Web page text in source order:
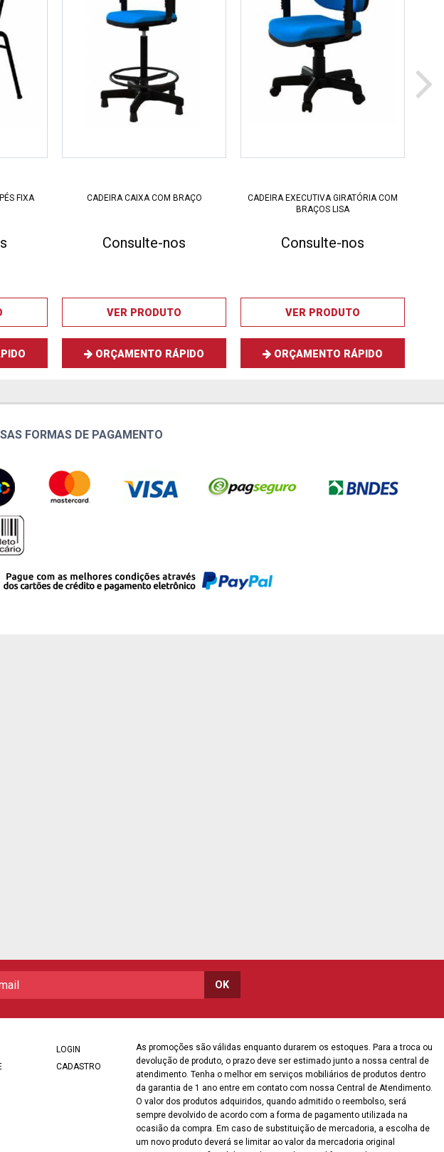
FIXA CADEIRA CAIXA COM BRAÇO
Consulte-nos
VER PRODUTO
ORÇAMENTO RÁPIDO
CADEIRA EXECUTIVA GIRATÓRIA COM
BRAÇOS LISA
Consulte-nos
VER PRODUTO
ORÇAMENTO RÁPIDO
FORMAS DE PAGAMENTO
LOGIN
CADASTRO
As promoções são válidas enquanto durarem os estoques. Para a troca ou
devolução de produto, o prazo deve ser estimado junto a nossa central de
atendimento. Tenha o melhor em serviços mobiliários de produtos dentro
da garantia de 1 ano entre em contato com nossa Central de Atendimento.
O valor dos produtos adquiridos, quando admitido o reembolso, será
sempre devolvido de acordo com a forma de pagamento utilizada na
ocasião da compra. Em caso de substituição de mercadoria, a escolha de
um novo produto deverá se limitar ao valor da mercadoria original